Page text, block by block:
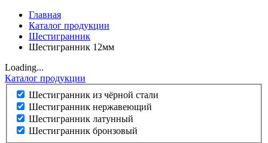
Главная
Каталог продукции
Шестигранник
Шестигранник 12мм
Loading...
Каталог продукции
Шестигранник из чёрной стали
Шестигранник нержавеющий
Шестигранник латунный
Шестигранник бронзовый